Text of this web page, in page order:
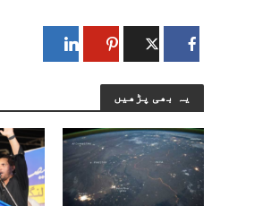
یہ بھی پڑھیں